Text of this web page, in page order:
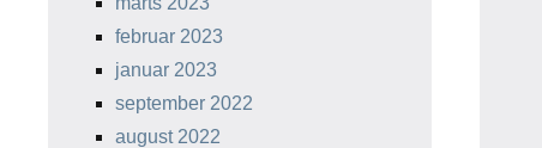
februar 2023
januar 2023
september 2022
august 2022